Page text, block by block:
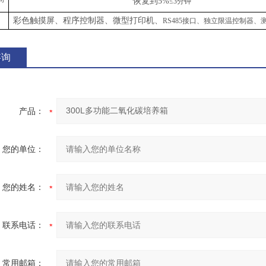
彩色触摸屏、程序控制器、微型打印机、 RS485接口、独立限温控制器、
产品：
您的单位：
您的姓名：
联系电话：
常用邮箱：